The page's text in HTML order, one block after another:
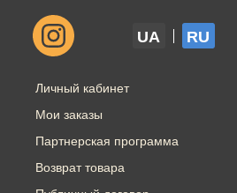
или других городах
ее в интернет-магазине
оригинальный товар со
UA RU
Личный кабинет
Мои заказы
Партнерская программа
Возврат товара